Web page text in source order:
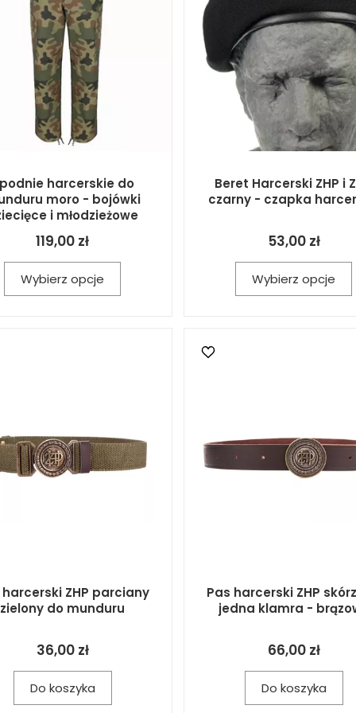
harcerskie do
moro - bojówki
i młodzieżowe
119,00 zł
Wybierz opcje
Beret Harcerski ZHP i
czarny - czapka
53,00 zł
Wybierz opcje
harcerski ZHP parciany
zielony do munduru
36,00 zł
Do koszyka
Pas harcerski ZHP
jedna klamra -
66,00 zł
Do koszyka